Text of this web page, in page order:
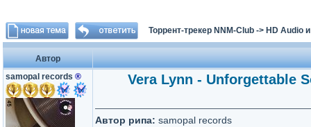
Торрент-трекер NNM-Club -> HD Audio
Автор
samopal records ® Vera Lynn - Unforgettable
Автор рипа: samopal records